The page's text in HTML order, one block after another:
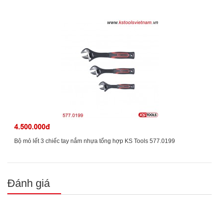
4.500.000đ
Bộ mỏ lết 3 chiếc tay nắm nhựa tổng hợp KS Tools 577.0199
Đánh giá